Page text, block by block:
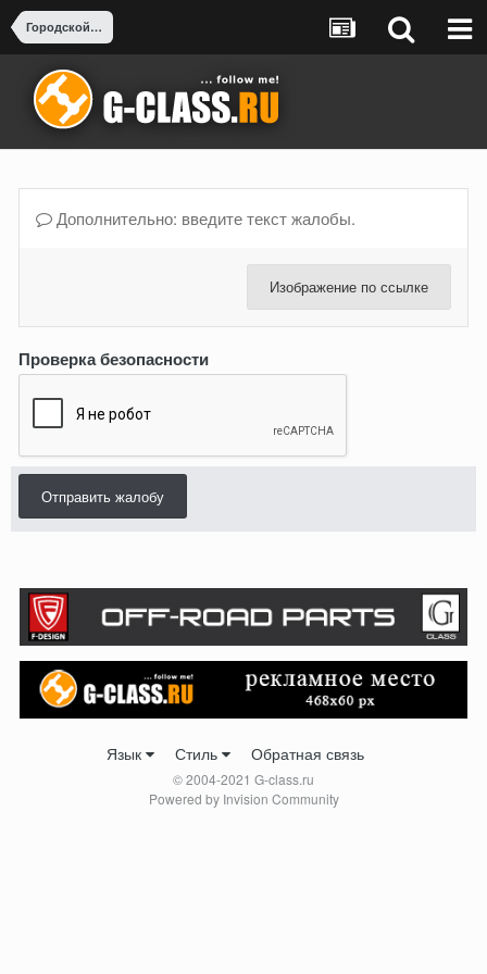
Городской тюнинг и Рестайлинг
Дополнительно: введите текст жалобы.
Изображение по ссылке
Проверка безопасности
Отправить жалобу
Язык Стиль Обратная связь
© 2004-2021 G-class.ru
Powered by Invision Community